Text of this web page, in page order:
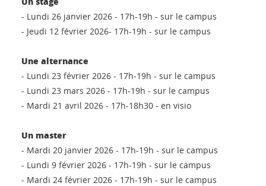
- Lundi 26 janvier 2026 - 17h-19h - sur le campus
- Jeudi 12 février 2026- 17h-19h - sur le campus
Une alternance
- Lundi 23 février 2026 - 17h-19h - sur le campus
- Lundi 23 mars 2026 - 17h-19h - sur le campus
- Mardi 21 avril 2026 - 17h-18h30 - en visio
Un master
- Mardi 20 janvier 2026 - 17h-19h - sur le campus
- Lundi 9 février 2026 - 17h-19h - sur le campus
- Mardi 24 février 2026 - 17h-19h - sur le campus